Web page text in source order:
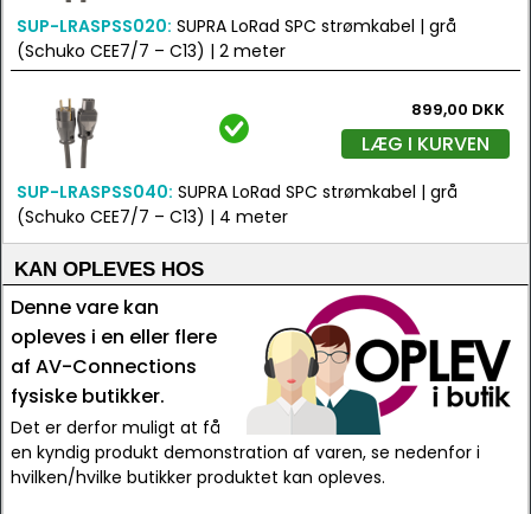
SUP-LRASPSS020: SUPRA LoRad SPC strømkabel | grå
(Schuko CEE7/7 – C13) | 2 meter
899,00 DKK
LÆG I KURVEN
SUP-LRASPSS040: SUPRA LoRad SPC strømkabel | grå
(Schuko CEE7/7 – C13) | 4 meter
KAN OPLEVES HOS
Denne vare kan
opleves i en eller flere
af AV-Connections
fysiske butikker.
Det er derfor muligt at få
en kyndig produkt demonstration af varen, se nedenfor i
hvilken/hvilke butikker produktet kan opleves.